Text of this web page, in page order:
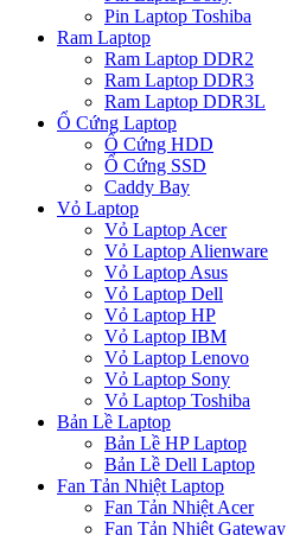
Pin Laptop Toshiba
Ram Laptop
Ram Laptop DDR2
Ram Laptop DDR3
Ram Laptop DDR3L
Ổ Cứng Laptop
Ổ Cứng HDD
Ổ Cứng SSD
Caddy Bay
Vỏ Laptop
Vỏ Laptop Acer
Vỏ Laptop Alienware
Vỏ Laptop Asus
Vỏ Laptop Dell
Vỏ Laptop HP
Vỏ Laptop IBM
Vỏ Laptop Lenovo
Vỏ Laptop Sony
Vỏ Laptop Toshiba
Bản Lề Laptop
Bản Lề HP Laptop
Bản Lề Dell Laptop
Fan Tản Nhiệt Laptop
Fan Tản Nhiệt Acer
Fan Tản Nhiệt Gateway